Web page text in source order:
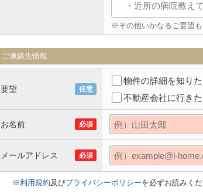
※その他いかなるご要望
ご連絡先情報
要望 任意
物件の詳細を知り
不動産会社に行き
お名前 必須
メールアドレス 必須
※利用規約及びプライバシーポリシーを必ずお読みく